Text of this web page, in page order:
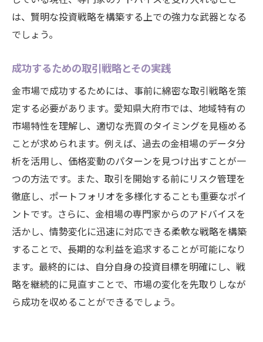
は、賢明な投資戦略を構築する上での強力な武器となる
でしょう。
成功するための取引戦略とその実践
金市場で成功するためには、事前に綿密な取引戦略を策
定する必要があります。愛知県大府市では、地域特有の
市場特性を理解し、適切な売買のタイミングを見極める
ことが求められます。例えば、過去の金相場のデータ分
析を活用し、価格変動のパターンを見つけ出すことが一
つの方法です。また、取引を開始する前にリスク管理を
徹底し、ポートフォリオを多様化することも重要なポイ
ントです。さらに、金相場の専門家からのアドバイスを
活かし、情勢変化に迅速に対応できる柔軟な戦略を構築
することで、長期的な利益を追求することが可能になり
ます。最終的には、自分自身の投資目標を明確にし、戦
略を継続的に見直すことで、市場の変化を先取りしなが
ら成功を収めることができるでしょう。